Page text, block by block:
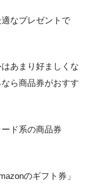
なプレゼントで
あまり好ましくな
ら商品券がおすす
ド系の商品券
のギフト券」